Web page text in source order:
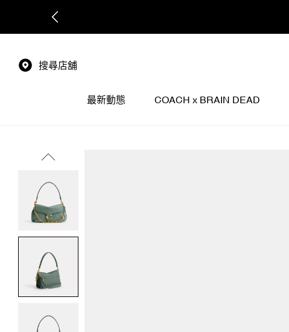
搜尋店舖
最新動態 COACH x BRAIN DEAD